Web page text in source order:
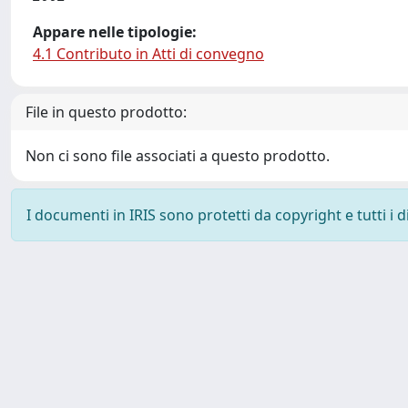
Appare nelle tipologie:
4.1 Contributo in Atti di convegno
File in questo prodotto:
Non ci sono file associati a questo prodotto.
I documenti in IRIS sono protetti da copyright e tutti i